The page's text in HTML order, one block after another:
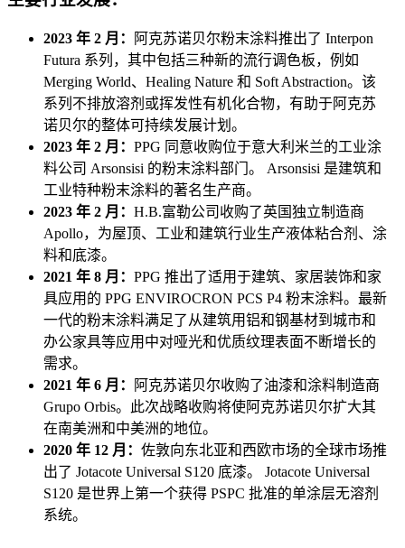
2023 年 2 月：
阿克苏诺贝尔粉末涂料推出了 Interpon
Futura 系列，其中包括三种新的流行调色板，例如
Merging World、Healing Nature 和 Soft Abstraction。该
系列不排放溶剂或挥发性有机化合物，有助于阿克苏
诺贝尔的整体可持续发展计划。
2023 年 2 月： PPG 同意收购位于意大利米兰的工业涂
料公司 Arsonsisi 的粉末涂料部门。 Arsonsisi 是建筑和
工业特种粉末涂料的著名生产商。
2023 年 2 月： H.B.富勒公司收购了英国独立制造商
Apollo，为屋顶、工业和建筑行业生产液体粘合剂、涂
料和底漆。
2021 年 8 月： PPG 推出了适用于建筑、家居装饰和家
具应用的 PPG ENVIROCRON PCS P4 粉末涂料。最新
一代的粉末涂料满足了从建筑用铝和钢基材到城市和
办公家具等应用中对哑光和优质纹理表面不断增长的
需求。
2021 年 6 月：
阿克苏诺贝尔收购了油漆和涂料制造商
Grupo Orbis。此次战略收购将使阿克苏诺贝尔扩大其
在南美洲和中美洲的地位。
2020 年 12 月： 佐敦向东北亚和西欧市场的全球市场推
出了 Jotacote Universal S120 底漆。 Jotacote Universal
S120 是世界上第一个获得 PSPC 批准的单涂层无溶剂
系统。